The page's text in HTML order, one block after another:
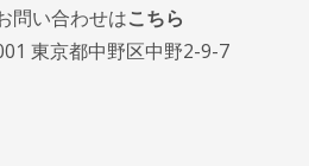
問い合わせはこちら
東京都中野区中野2-9-7